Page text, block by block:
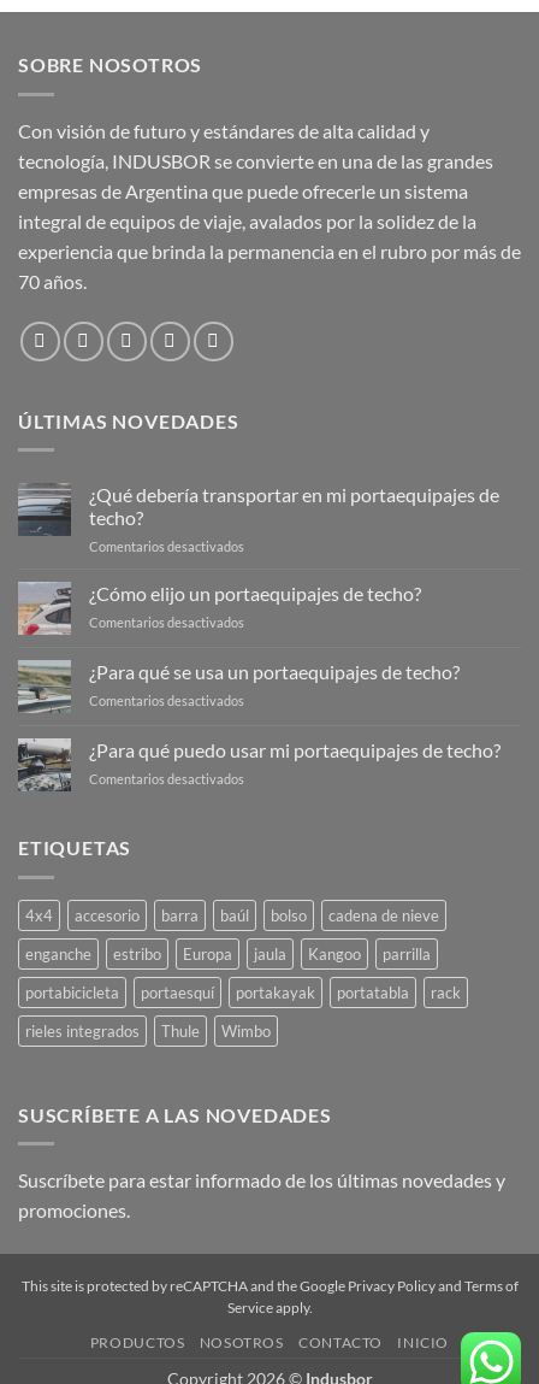
SOBRE NOSOTROS
Con visión de futuro y estándares de alta calidad y
tecnología, INDUSBOR se convierte en una de las grandes
empresas de Argentina que puede ofrecerle un sistema
integral de equipos de viaje, avalados por la solidez de la
experiencia que brinda la permanencia en el rubro por más de
70 años.
ÚLTIMAS NOVEDADES
¿Qué debería transportar en mi portaequipajes de
techo?
Comentarios desactivados
debería
transportar
portaequipajes
¿Cómo elijo un portaequipajes de techo?
Comentarios desactivados
un
¿Para qué se usa un portaequipajes de techo?
Comentarios desactivados
se
¿Para qué puedo usar mi portaequipajes de techo?
Comentarios desactivados
portaequipajes
de
techo?
ETIQUETAS
4x4 accesorio barra baúl bolso
cadena de nieve
enganche
estribo Europa jaula Kangoo
parrilla
portabicicleta
portaesquí portakayak portatabla
rack
rieles integrados
Thule Wimbo
SUSCRÍBETE A LAS NOVEDADES
Suscríbete para estar informado de los últimas novedades y
promociones.
This site is protected by reCAPTCHA and the Google Privacy Policyand Terms of
Serviceapply.
PRODUCTOS NOSOTROS CONTACTO INICIO
Copyright 2026 © Indusbor